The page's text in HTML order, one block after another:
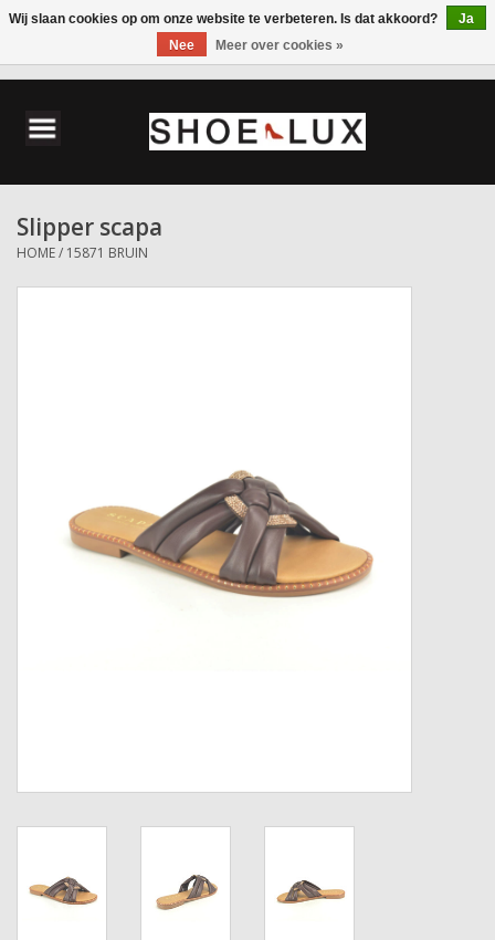
Herenschoenen
Accessoires
Slipper scapa
HOME/ 15871 BRUIN
Wij slaan cookies op om onze website te verbeteren. Is dat akkoord?
Ja
Nee
Meer over cookies »